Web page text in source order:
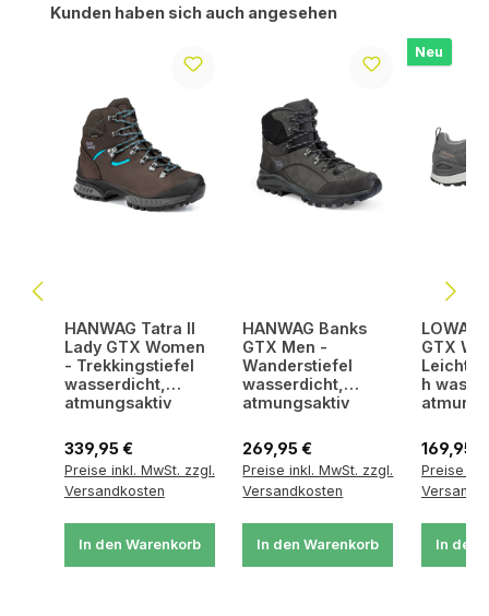
Produktgalerie überspringen
Kunden haben sich auch angesehen
HANWAG Tatra II
Lady GTX Women
- Trekkingstiefel
wasserdicht,
atmungsaktiv
Regulärer Preis:
339,95 €
Preise inkl. MwSt. zzgl.
Versandkosten
In den Warenkorb
HANWAG Banks
GTX Men -
Wanderstiefel
wasserdicht,
atmungsaktiv
Regulärer Preis:
269,95 €
Preise inkl. MwSt. zzgl.
Versandkosten
In den Warenkorb
Neu
LOWA
GTX
h
169,95 €
Preise
In den